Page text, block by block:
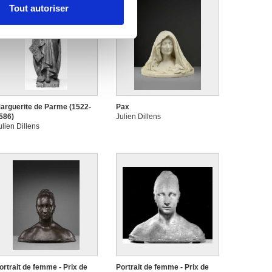
informations que
Tout autoriser
de Parme (1522-
Dillens
Pax
Julien Dillens
de femme - Prix de
Portrait de femme - Prix de